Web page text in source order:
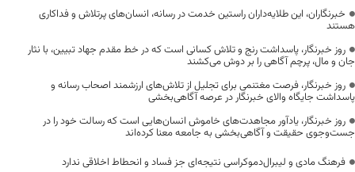
خبرنگاران، این طلایه‌داران راستین خدمت در رسانه، انسان‌های پرتلاش و فداکاری
هستند
روز خبرنگار، پاسداشت رنج و تلاش کسانی است که در خط مقدم جهاد تبیین، با نثار
جان و مال، پرچم آگاهی را بر دوش می‌کشند
روز خبرنگار، فرصت مغتنمی برای تجلیل از تلاش‌های ارزشمند اصحاب رسانه و
پاسداشت جایگاه والای خبرنگار در عرصه آگاهی‌بخشی
روز خبرنگار، یادآور مجاهدت‌های خاموش انسان‌هایی است که رسالت خود را در
جست‌وجوی حقیقت و آگاهی‌بخشی به جامعه معنا کرده‌اند
فرهنگ مادی و لیبرال‌دموکراسی نتیجه‌ای جز فساد و انحطاط اخلاقی ندارد